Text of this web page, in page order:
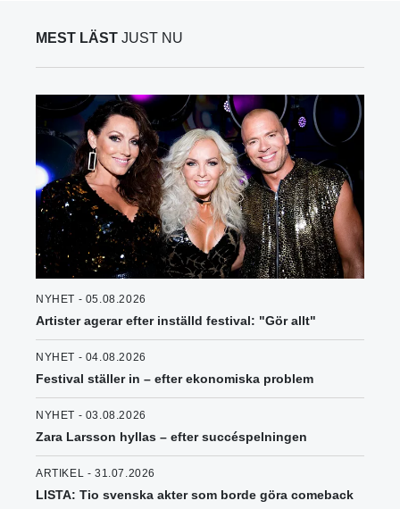
MEST LÄST JUST NU
NYHET - 05.08.2026
Artister agerar efter inställd festival: "Gör allt"
NYHET - 04.08.2026
Festival ställer in – efter ekonomiska problem
NYHET - 03.08.2026
Zara Larsson hyllas – efter succéspelningen
ARTIKEL - 31.07.2026
LISTA: Tio svenska akter som borde göra comeback